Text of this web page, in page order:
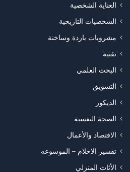
العناية الشخصية
الشخصيات التاريخية
مشروبات باردة وساخنة
تقنية
البحث العلمي
التسويق
الديكور
الصحة النفسية
الاقتصاد والأعمال
تفسير الاحلام – الموسوعه
الأثاث المنزلي